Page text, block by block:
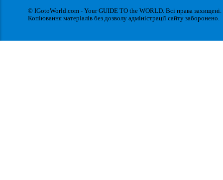
© IGotoWorld.com - Your GUIDE TO the WORLD. Всі права захищені.
Копіювання матеріалів без дозволу адміністрації сайту заборонено.